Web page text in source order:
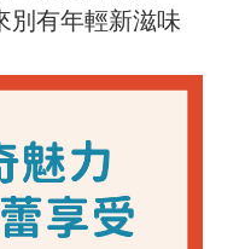
別有年輕新滋味